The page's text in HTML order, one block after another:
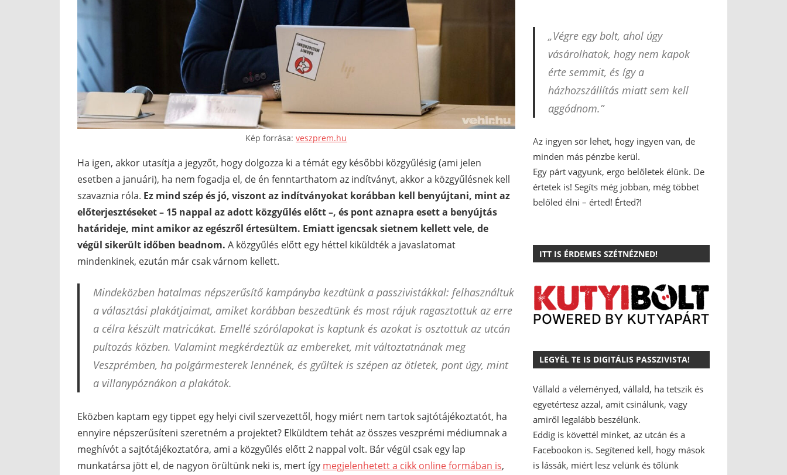
Kép forrása:veszprem.hu
Ha igen, akkor utasítja a jegyzőt, hogy dolgozza ki a témát egy későbbi közgyűlésig (ami jelen
esetben a januári), ha nem fogadja el, de én fenntarthatom az indítványt, akkor a közgyűlésnek kell
szavaznia róla. Ez mind szép és jó, viszont az indítványokat korábban kell benyújtani, mint az
előterjesztéseket – 15 nappal az adott közgyűlés előtt –, és pont aznapra esett a benyújtás
határideje, mint amikor az egészről értesültem. Emiatt igencsak sietnem kellett vele, de
végül sikerült időben beadnom. A közgyűlés előtt egy héttel kiküldték a javaslatomat
mindenkinek, ezután már csak várnom kellett.
Mindeközben hatalmas népszerűsítő kampányba kezdtünk a passzivistákkal: felhasználtuk
a választási plakátjaimat, amiket korábban beszedtünk és most rájuk ragasztottuk az erre
a célra készült matricákat. Emellé szórólapokat is kaptunk és azokat is osztottuk az utcán
pultozás közben. Valamint megkérdeztük az embereket, mit változtatnának meg
Veszprémben, ha polgármesterek lennének, és gyűltek is szépen az ötletek, pont úgy, mint
a villanypóznákon a plakátok.
Eközben kaptam egy tippet egy helyi civil szervezettől, hogy miért nem tartok sajtótájékoztatót, ha
ennyire népszerűsíteni szeretném a projektet? Elküldtem tehát az összes veszprémi médiumnak a
meghívót a sajtótájékoztatóra, ami a közgyűlés előtt 2 nappal volt. Bár végül csak egy lap
munkatársa jött el, de nagyon örültünk neki is, mert így megjelenhetett a cikk online formában is,
„Végre egy bolt, ahol úgy
vásárolhatok, hogy nem kapok
érte semmit, és így a
házhozszállítás miatt sem kell
aggódnom.”
Az ingyen sör lehet, hogy ingyen van, de
minden más pénzbe kerül.
Egy párt vagyunk, ergo belőletek élünk. De
értetek is! Segíts még jobban, még többet
belőled élni – érted! Érted?!
ITT IS ÉRDEMES SZÉTNÉZNED!
LEGYÉL TE IS DIGITÁLIS PASSZIVISTA!
Vállald a véleményed, vállald, ha tetszik és
egyetértesz azzal, amit csinálunk, vagy
amiről legalább beszélünk.
Eddig is követtél minket, az utcán és a
Facebookon is. Segítened kell, hogy mások
is lássák, miért lesz velünk és tőlünk